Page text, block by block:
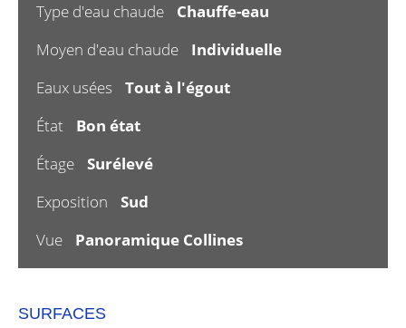
Type d'eau chaude
Chauffe-eau
Moyen d'eau chaude
Individuelle
Eaux usées
Tout à l'égout
État
Bon état
Étage
Surélevé
Exposition
Sud
Vue
Panoramique Collines
SURFACES